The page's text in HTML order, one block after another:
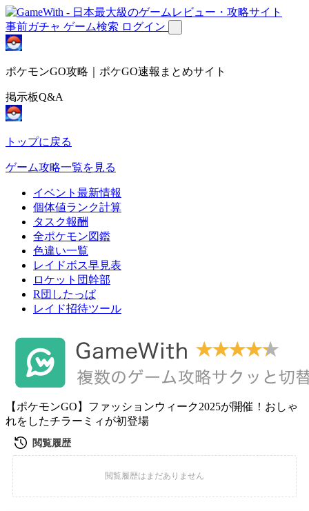
事前ガチャ ゲーム検索 ログイン
ポケモンGO攻略｜ポケGO速報まとめサイト
掲示板Q&A
トップに戻る
ゲーム攻略一覧を見る
イベント最新情報
個体値ランク計算
タスク報酬
全ポケモン図鑑
色違い一覧
レイドボス早見表
ロケット団幹部
R団したっぱ
レイド招待ツール
【ポケモンGO】ファッションウィーク2025が開催！おしゃ
れをしたチラーミィが初登場